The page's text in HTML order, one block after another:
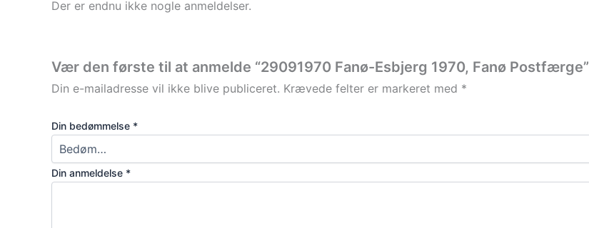
Der er endnu ikke nogle anmeldelser.
Vær den første til at anmelde “29091970 Fanø-Esbjerg 1970, Fanø Postfærge”
Din e-mailadresse vil ikke blive publiceret. Krævede felter er markeret med *
Din bedømmelse *
Din anmeldelse *